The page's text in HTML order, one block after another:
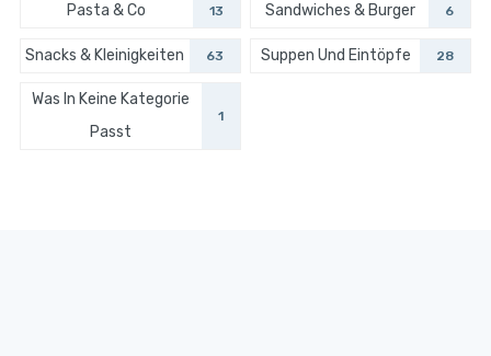
Pasta & Co 13 Sandwiches & Burger 6
Snacks & Kleinigkeiten 63 Suppen Und Eintöpfe 28
Was In Keine Kategorie
Passt
1